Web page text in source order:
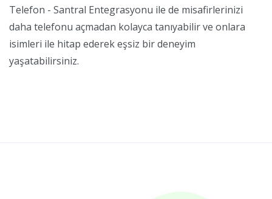
Telefon - Santral Entegrasyonu ile de misafirlerinizi
daha telefonu açmadan kolayca tanıyabilir ve onlara
isimleri ile hitap ederek eşsiz bir deneyim
yaşatabilirsiniz.